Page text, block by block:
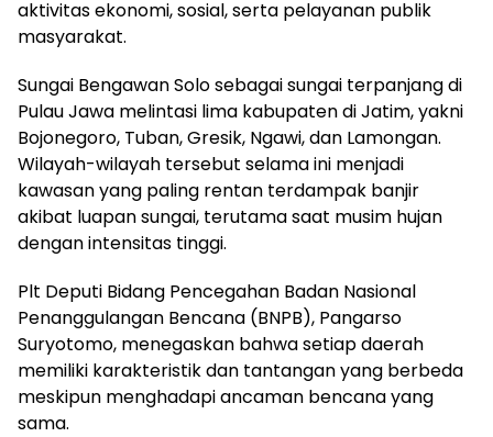
aktivitas ekonomi, sosial, serta pelayanan publik
masyarakat.
Sungai Bengawan Solo sebagai sungai terpanjang di
Pulau Jawa melintasi lima kabupaten di Jatim, yakni
Bojonegoro, Tuban, Gresik, Ngawi, dan Lamongan.
Wilayah-wilayah tersebut selama ini menjadi
kawasan yang paling rentan terdampak banjir
akibat luapan sungai, terutama saat musim hujan
dengan intensitas tinggi.
Plt Deputi Bidang Pencegahan Badan Nasional
Penanggulangan Bencana (BNPB), Pangarso
Suryotomo, menegaskan bahwa setiap daerah
memiliki karakteristik dan tantangan yang berbeda
meskipun menghadapi ancaman bencana yang
sama.